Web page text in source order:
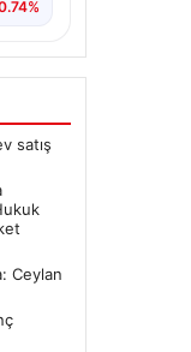
satış
Ceylan